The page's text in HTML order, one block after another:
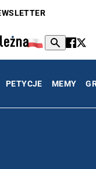
PETYCJE MEMY